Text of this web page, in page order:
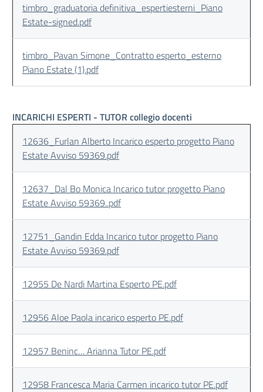
timbro_graduatoria definitiva_espertiesterni_Piano
Estate-signed.pdf
timbro_Pavan Simone_Contratto esperto_esterno
Piano Estate (1).pdf
INCARICHI ESPERTI - TUTOR collegio docenti
12636_Furlan Alberto Incarico esperto progetto Piano
Estate Avviso 59369.pdf
12637_Dal Bo Monica Incarico tutor progetto Piano
Estate Avviso 59369..pdf
12751_Gandin Edda Incarico tutor progetto Piano
Estate Avviso 59369.pdf
12955 De Nardi Martina Esperto PE.pdf
12956 Aloe Paola incarico esperto PE.pdf
12957 Beninc… Arianna Tutor PE.pdf
12958 Francesca Maria Carmen incarico tutor PE.pdf